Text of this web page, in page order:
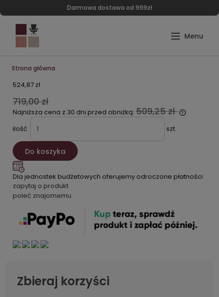
Darmowa dostawa od 999zł
Strona główna
524,87 zł
719,00 zł
Najniższa cena z 30 dni przed obniżką: 509,25 zł
ilość szt.
Do koszyka
Dla jednostek budżetowych oferujemy odroczone płatności
zapytaj o produkt
poleć znajomemu
Zbieraj korzyści